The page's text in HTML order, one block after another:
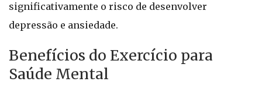
significativamente o risco de desenvolver
depressão e ansiedade.
Benefícios do Exercício para
Saúde Mental